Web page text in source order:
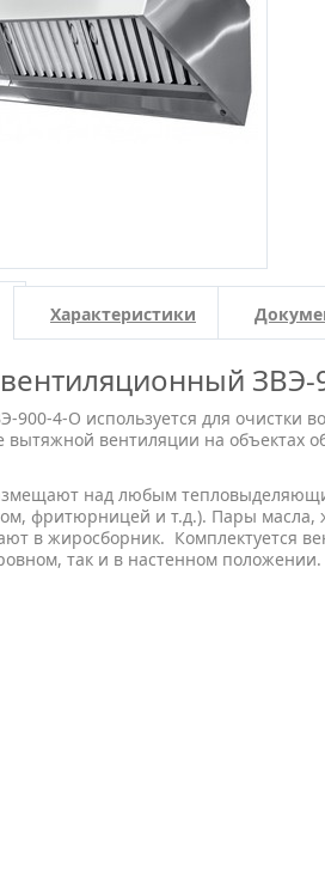
4-О используется для очистки
вытяжной вентиляции на объектах
над любым
фритюрницей и т.д.). Пары
в жиросборник. Комплектуется
так и в настенном положении.
Характеристики